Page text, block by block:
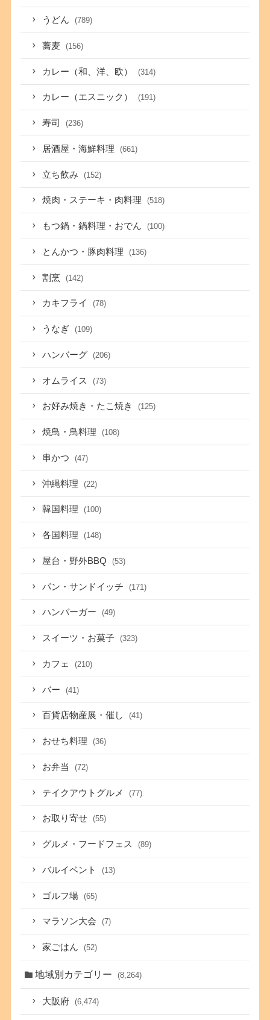
うどん (789)
蕎麦 (156)
カレー（和、洋、欧） (314)
カレー（エスニック） (191)
寿司 (236)
居酒屋・海鮮料理 (661)
立ち飲み (152)
焼肉・ステーキ・肉料理 (518)
もつ鍋・鍋料理・おでん (100)
とんかつ・豚肉料理 (136)
割烹 (142)
カキフライ (78)
うなぎ (109)
ハンバーグ (206)
オムライス (73)
お好み焼き・たこ焼き (125)
焼鳥・鳥料理 (108)
串かつ (47)
沖縄料理 (22)
韓国料理 (100)
各国料理 (148)
屋台・野外BBQ (53)
パン・サンドイッチ (171)
ハンバーガー (49)
スイーツ・お菓子 (323)
カフェ (210)
バー (41)
百貨店物産展・催し (41)
おせち料理 (36)
お弁当 (72)
テイクアウトグルメ (77)
お取り寄せ (55)
グルメ・フードフェス (89)
バルイベント (13)
ゴルフ場 (65)
マラソン大会 (7)
家ごはん (52)
地域別カテゴリー (8,264)
大阪府 (6,474)